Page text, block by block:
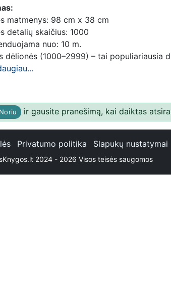
matmenys: 98 cm x 38 cm
detalių skaičius: 1000
nuo: 10 m.
dėlionės (1000–2999) – tai populiariausia
Noriu ir gausite pranešimą, kai daiktas
Privatumo politika Slapukų nustatymai
2024 - 2026 Visos teisės saugomos